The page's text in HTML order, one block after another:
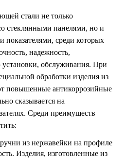
стали не только
стеклянными панелями, но и
показателями, среди которых
надежность,
установки, обслуживания. При
обработки изделия из
повышенные антикоррозийные
сказывается на
Среди преимуществ
Изделия, изготовленные из